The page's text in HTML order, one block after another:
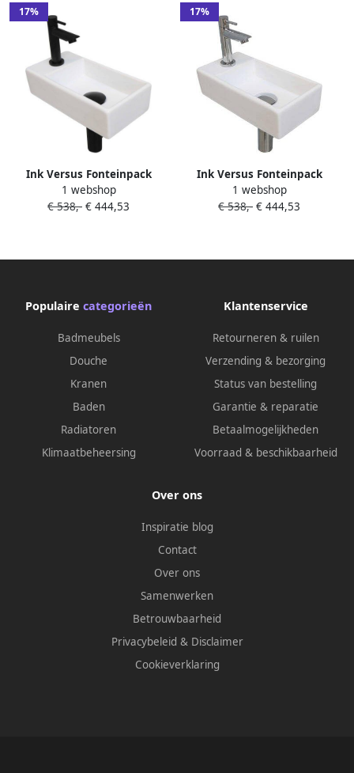
17%
Ink Versus Fonteinpack
Porselein l s fonte raan
designsifon afvoerplug incl
1 webshop
€ 538,- € 444,53
17%
Ink Versus Fonteinpack
Porselein l s fonte raan
designsifon afvoerplug incl
1 webshop
€ 538,- € 444,53
Populaire categorieën
Badmeubels
Douche
Kranen
Baden
Radiatoren
Klimaatbeheersing
Klantenservice
Retourneren & ruilen
Verzending & bezorging
Status van bestelling
Garantie & reparatie
Betaalmogelijkheden
Voorraad & beschikbaarheid
Over ons
Inspiratie blog
Contact
Over ons
Samenwerken
Betrouwbaarheid
Privacybeleid & Disclaimer
Cookieverklaring